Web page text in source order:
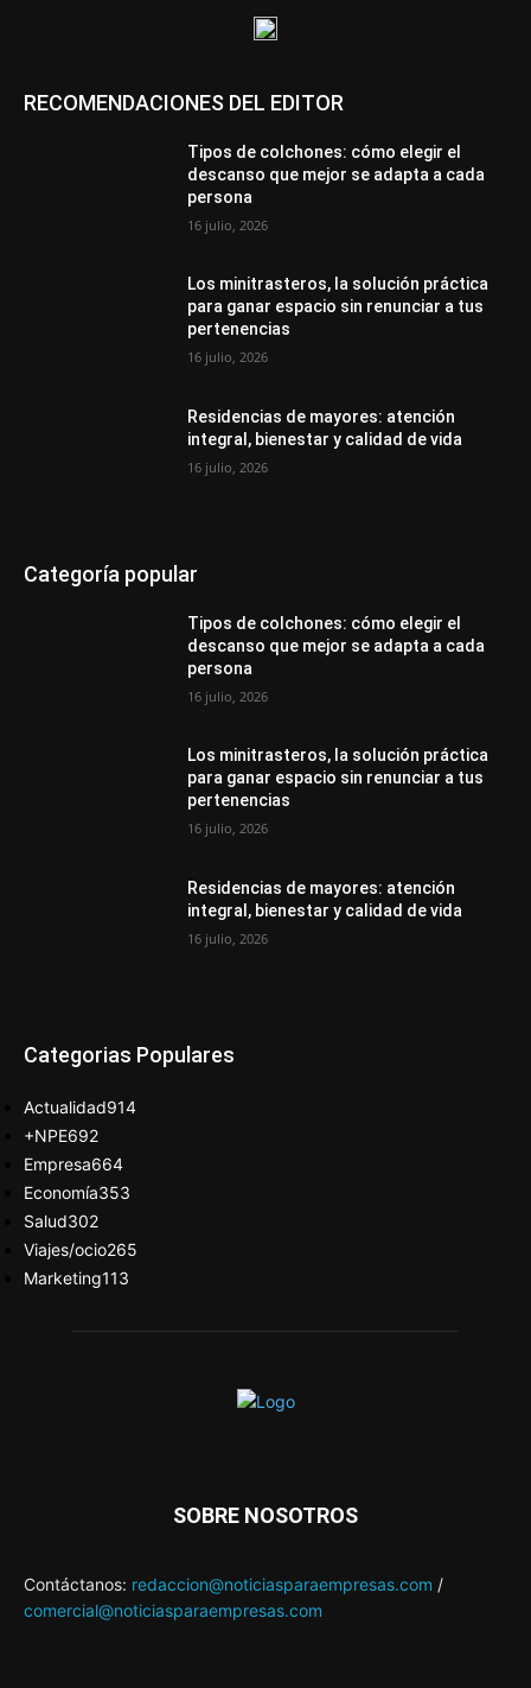
RECOMENDACIONES DEL EDITOR
Tipos de colchones: cómo elegir el
descanso que mejor se adapta a cada
persona
16 julio, 2026
Los minitrasteros, la solución práctica
para ganar espacio sin renunciar a tus
pertenencias
16 julio, 2026
Residencias de mayores: atención
integral, bienestar y calidad de vida
16 julio, 2026
Categoría popular
Tipos de colchones: cómo elegir el
descanso que mejor se adapta a cada
persona
16 julio, 2026
Los minitrasteros, la solución práctica
para ganar espacio sin renunciar a tus
pertenencias
16 julio, 2026
Residencias de mayores: atención
integral, bienestar y calidad de vida
16 julio, 2026
Categorias Populares
Actualidad914
+NPE692
Empresa664
Economía353
Salud302
Viajes/ocio265
Marketing113
SOBRE NOSOTROS
Contáctanos: redaccion@noticiasparaempresas.com /
comercial@noticiasparaempresas.com